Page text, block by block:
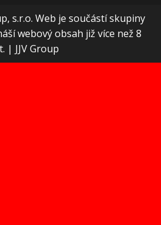
s.r.o. Web je součástí skupiny
webový obsah již více než 8
| JJV Group